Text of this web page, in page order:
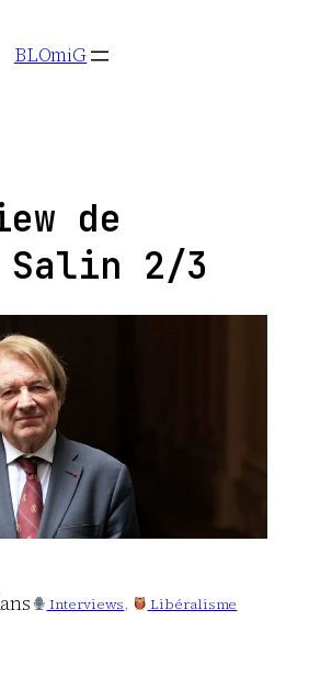
BLOmiG
de
Salin 2/3
Interviews, Libéralisme